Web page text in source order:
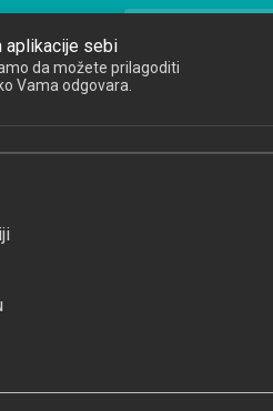
Razvoj
Studijski
aplikacije sebi
da možete prilagoditi
Vama odgovara.